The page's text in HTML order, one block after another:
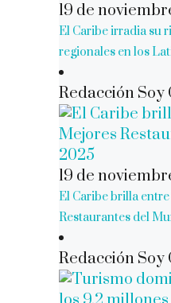
19 de
El Caribe irradia su
regionales en los
Redacción
19 de
El Caribe brilla
Restaurantes del
Redacción